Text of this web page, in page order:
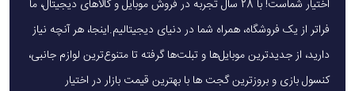
اختیار شماست! با 28 سال تجربه در فروش موبایل و کالاهای دیجیتال، ما
فراتر از یک فروشگاه، همراه شما در دنیای دیجیتالیم.اینجا، هر آنچه نیاز
دارید، از جدیدترین موبایل‌ها و تبلت‌ها گرفته تا متنوع‌ترین لوازم جانبی،
کنسول بازی و بروزترین گجت ها با بهترین قیمت بازار در اختیار